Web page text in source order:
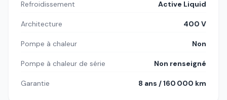
Refroidissement Active Liquid
Architecture 400 V
Pompe à chaleur Non
Pompe à chaleur de série Non renseigné
Garantie 8 ans / 160 000 km